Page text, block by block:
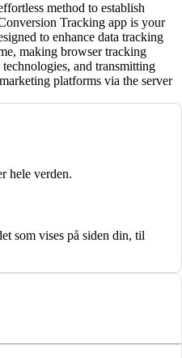
method to establish
Tracking app is your
to enhance data tracking
making browser tracking
and transmitting
platforms via the server
hele verden.
som vises på siden din, til